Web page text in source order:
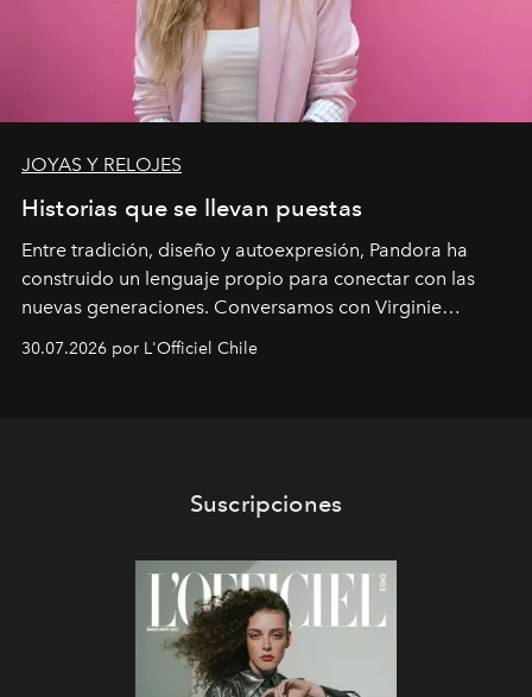
JOYAS Y RELOJES
Historias que se llevan puestas
Entre tradición, diseño y autoexpresión, Pandora ha
construido un lenguaje propio para conectar con las
nuevas generaciones. Conversamos con Virginie
Dubray, la responsable de marketing para
Latinoamérica, sobre identidad, cultura y el valor
30.07.2026 por L'Officiel Chile
Suscripciones